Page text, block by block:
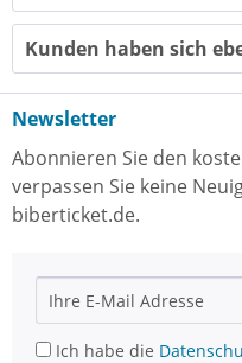
Kunden haben sich
Newsletter
Abonnieren Sie den
verpassen Sie keine
biberticket.de.
Ich habe die